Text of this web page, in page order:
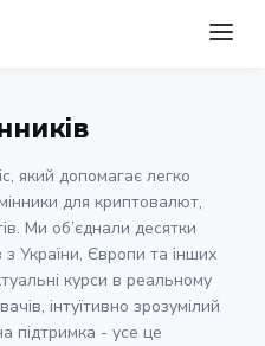
який допомагає легко
для криптовалют,
Ми об’єднали десятки
України, Європи та інших
курси в реальному
інтуїтивно зрозумілий
підтримка - усе це